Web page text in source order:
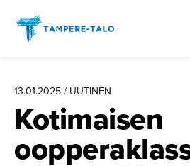
sisältöön
13.01.2025 / UUTINEN
Kotimaisen